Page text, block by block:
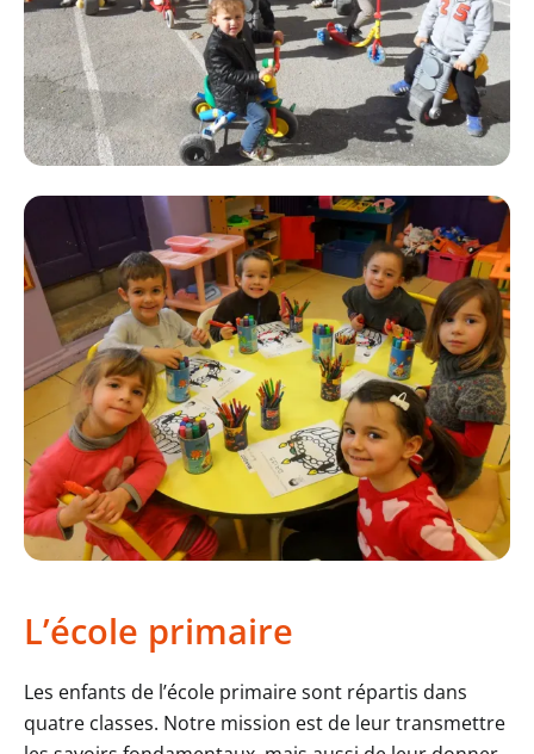
L’école primaire
Les enfants de l’école primaire sont répartis dans
quatre classes. Notre mission est de leur transmettre